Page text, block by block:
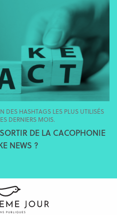
DES HASHTAGS LES PLUS UTILISÉS
DERNIERS MOIS.
DE LA CACOPHONIE
NEWS ?